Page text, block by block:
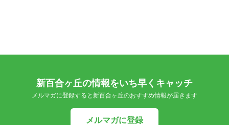
新百合ヶ丘の情報をいち早くキャッチ
メルマガに登録すると新百合ヶ丘のおすすめ情報が届きます
メルマガに登録